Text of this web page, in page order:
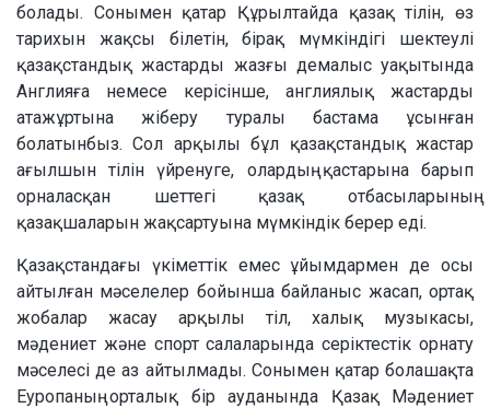
болады. Сонымен қатар Құрылтайда қазақ тілін, өз
тарихын жақсы білетін, бірақ мүмкіндігі шектеулі
қазақстандық жастарды жазғы демалыс уақытында
Англияға немесе керісінше, англиялық жастарды
атажұртына жіберу туралы бастама ұсынған
болатынбыз. Сол арқылы бұл қазақстандық жастар
ағылшын тілін үйренуге, олардың қастарына барып
орналасқан шеттегі қазақ отбасыларының
қазақшаларын жақсартуына мүмкіндік берер еді.
Қазақстандағы үкіметтік емес ұйымдармен де осы
айтылған мәселелер бойынша байланыс жасап, ортақ
жобалар жасау арқылы тіл, халық музыкасы,
мәдениет және спорт салаларында серіктестік орнату
мәселесі де аз айтылмады. Сонымен қатар болашақта
Еуропаның орталық бір ауданында Қазақ Мәдениет